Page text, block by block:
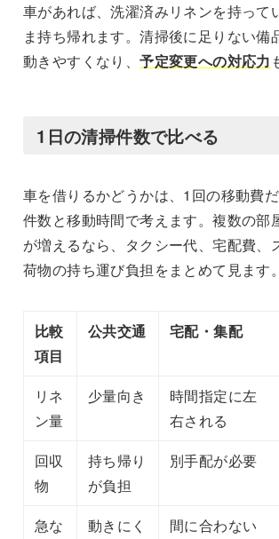
車があれば、洗濯済みリネンを持って
ま持ち帰れます。清掃後に足りない備
動きやすくなり、予定変更への対応力
1日の清掃件数で比べる
車を借りるかどうかは、1回の移動費
件数と移動時間で考えます。複数の部
が増えるなら、タクシー代、宅配費、
荷物の持ち運び負担をまとめて見ます。
比較
項目
公共交通 宅配・集配
リネ
ン量
少量向き
時間指定に左
右される
回収
物
持ち帰り
が負担
別手配が必要
急な
動きにく
間に合わない